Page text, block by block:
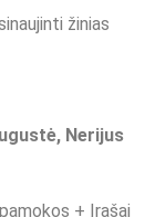
žinias
Nerijus
+ Įrašai